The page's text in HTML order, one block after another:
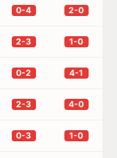
0-4 2-0
2-3 1-0
0-2 4-1
2-3 4-0
0-3 1-0